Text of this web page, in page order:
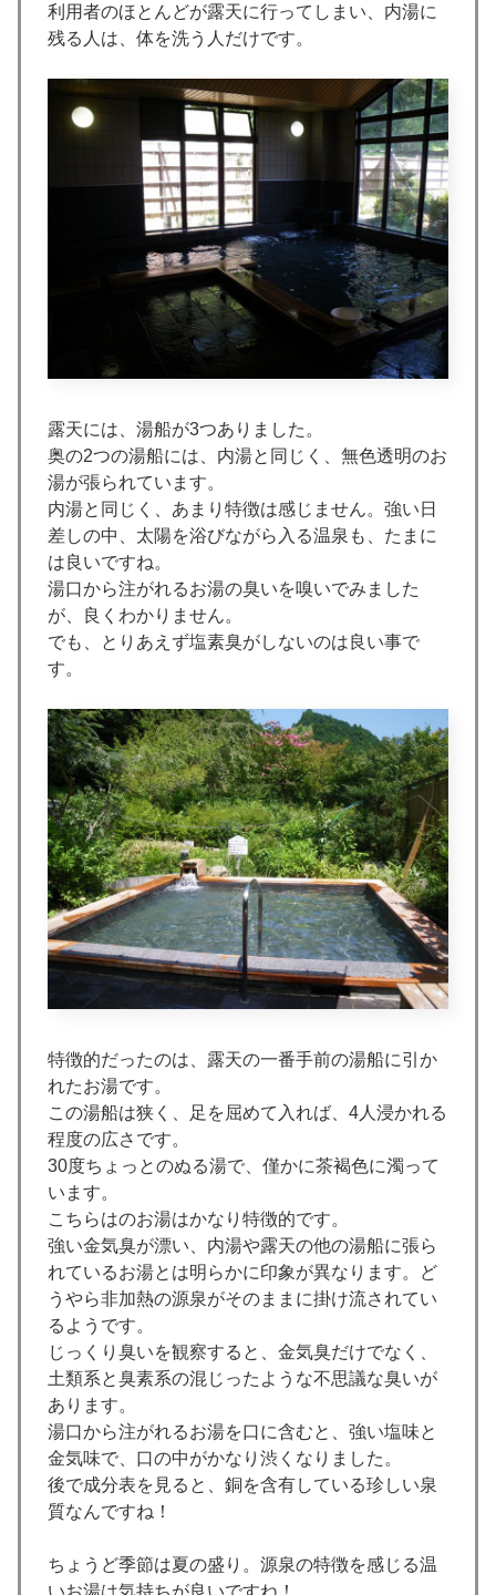
利用者のほとんどが露天に行ってしまい、内湯に
残る人は、体を洗う人だけです。
露天には、湯船が3つありました。
奥の2つの湯船には、内湯と同じく、無色透明のお
湯が張られています。
内湯と同じく、あまり特徴は感じません。強い日
差しの中、太陽を浴びながら入る温泉も、たまに
は良いですね。
湯口から注がれるお湯の臭いを嗅いでみました
が、良くわかりません。
でも、とりあえず塩素臭がしないのは良い事で
す。
特徴的だったのは、露天の一番手前の湯船に引か
れたお湯です。
この湯船は狭く、足を屈めて入れば、4人浸かれる
程度の広さです。
30度ちょっとのぬる湯で、僅かに茶褐色に濁って
います。
こちらはのお湯はかなり特徴的です。
強い金気臭が漂い、内湯や露天の他の湯船に張ら
れているお湯とは明らかに印象が異なります。ど
うやら非加熱の源泉がそのままに掛け流されてい
るようです。
じっくり臭いを観察すると、金気臭だけでなく、
土類系と臭素系の混じったような不思議な臭いが
あります。
湯口から注がれるお湯を口に含むと、強い塩味と
金気味で、口の中がかなり渋くなりました。
後で成分表を見ると、銅を含有している珍しい泉
質なんですね！
ちょうど季節は夏の盛り。源泉の特徴を感じる温
いお湯は気持ちが良いですね！